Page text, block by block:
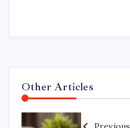
Other Articles